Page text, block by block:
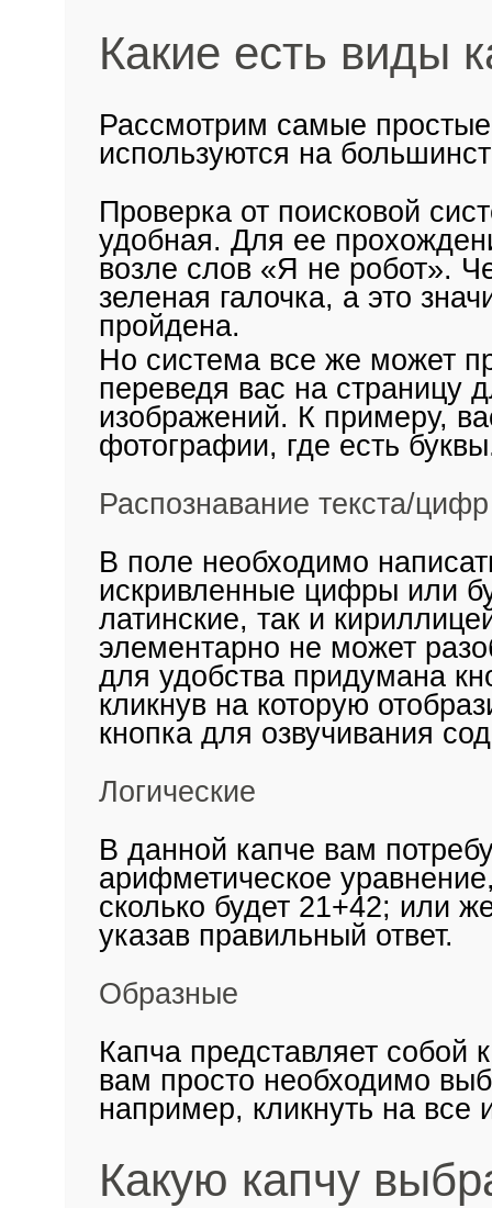
Какие есть виды
Рассмотрим самые
используются на
Проверка от поисковой
удобная. Для ее
возле слов «Я не робот».
зеленая галочка, а это
пройдена.
Но система все же может
переведя вас на страницу
изображений. К примеру,
фотографии, где есть
Распознавание текста/цифр
В поле необходимо
искривленные цифры или
латинские, так и
элементарно не может
для удобства придумана
кликнув на которую
кнопка для озвучивания
Логические
В данной капче вам
арифметическое
сколько будет 21+42; или
указав правильный ответ.
Образные
Капча представляет собой
вам просто необходимо
например, кликнуть на все
Какую капчу